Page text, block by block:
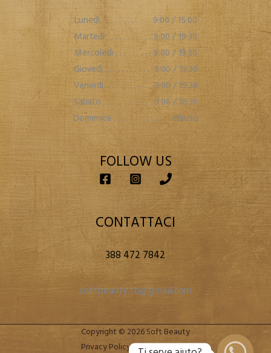
Lunedì . . . . . . . . . . . . 9:00 / 15:00
Martedì . . . . . . . . . . . 9:00 / 19:30
Mercoledì . . . . . . . . . 9:00 / 19:30
Giovedì . . . . . . . . . . . 9:00 / 19:30
Venerdì. . . . . . . . . . . . 9:00 / 19:30
Sabato . . . . . . . . . . . . 9:00 / 18:30
Domenica . . . . . . . . . . . . . . chiuso
FOLLOW US
CONTATTACI
388 472 7842
softbeauty.tb@gmail.com
Copyright © 2026 Soft Beauty
Privacy Policy|Cookie Policy